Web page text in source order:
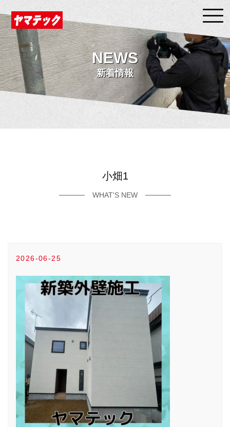
NEWS
新着情報
小畑1
WHAT'S NEW
2026-06-25